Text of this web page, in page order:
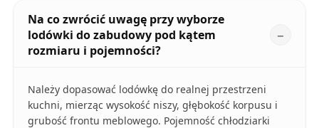
Na co zwrócić uwagę przy wyborze
lodówki do zabudowy pod kątem
rozmiaru i pojemności?
Należy dopasować lodówkę do realnej przestrzeni
kuchni, mierząc wysokość niszy, głębokość korpusu i
grubość frontu meblowego. Pojemność chłodziarki